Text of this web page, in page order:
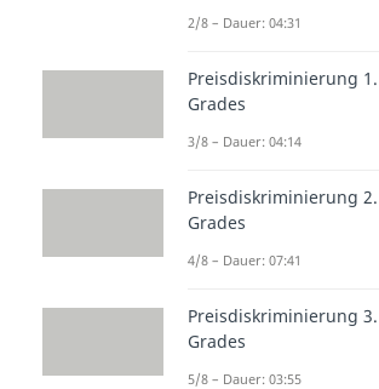
Einnahmen und
visualisieren
du den
Budget und
planen. Finde
Budgetgerade
Finanzplanung
2/8 – Dauer: 04:31
Preisdiskriminierung 1.
Grades
3/8 – Dauer: 04:14
Preisdiskriminierung 2.
Grades
4/8 – Dauer: 07:41
Preisdiskriminierung 3.
Grades
5/8 – Dauer: 03:55